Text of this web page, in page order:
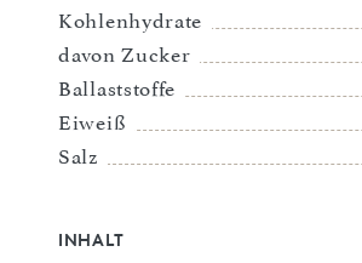
Kohlenhydrate
davon Zucker
Ballaststoffe
Eiweiß
Salz
INHALT